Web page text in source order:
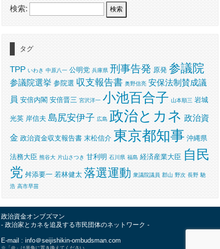
検索:
タグ
TPP いわき 中原八一 公明党 兵庫県 刑事告発 原発 参議院
参議院選挙 参院選 収支報告書 奥野信亮 安保法制賛成議
員 安倍内閣 安倍晋三 宮沢洋一 小池百合子 山本順三 岩城
光英 岸信夫 島尻安伊子 広島 政治とカネ 政治資
金 政治資金収支報告書 末松信介 東京都知事 沖縄県
法務大臣 熊谷大 片山さつき 甘利明 石川県 福島 経済産業大臣 自民
党 舛添要一 若林健太 落選運動 衆議院議員 郡山 野次 長野 馳
浩 高市早苗
政治資金オンブズマン
- 政治家とカネを追及する市民団体のネットワーク -
E-mail : info＠seijishikin-ombudsman.com
※「＠」は半角に置き換えてください